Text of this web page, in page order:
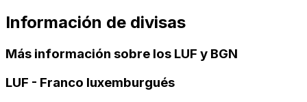
Información de divisas
Más información sobre los LUF y BGN
LUF - Franco luxemburgués